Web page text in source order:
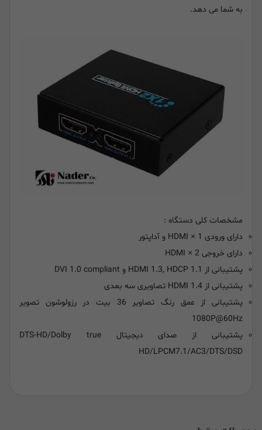
به شما می دهد.
مشخصات کلی دستگاه :
دارای ورودی HDMI × 1 و آداپتور
دارای خروجی HDMI × 2
پشتیبانی از HDMI 1.3, HDCP 1.1 و DVI 1.0 compliant
پشتیبانی از HDMI 1.4 تصاویری سه بعدی
پشتیبانی از عمق رنگ تصاویر 36 بیت در رزولوشون تصویر
1080P@60Hz
پشتیبانی از صدای دیجیتال DTS-HD/Dolby true
HD/LPCM7.1/AC3/DTS/DSD